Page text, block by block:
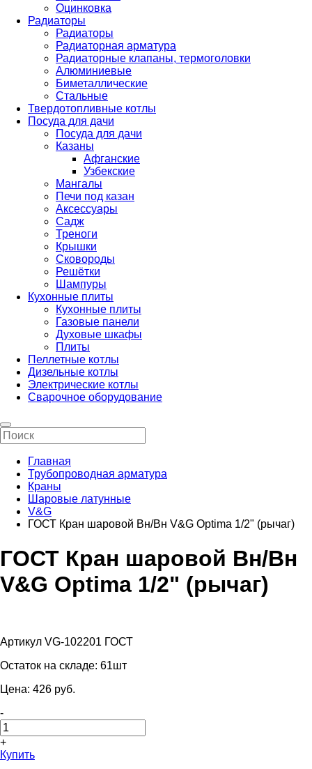
Оцинковка
Радиаторы
Радиаторы
Радиаторная арматура
Радиаторные клапаны, термоголовки
Алюминиевые
Биметаллические
Стальные
Твердотопливные котлы
Посуда для дачи
Посуда для дачи
Казаны
Афганские
Узбекские
Мангалы
Печи под казан
Аксессуары
Садж
Треноги
Крышки
Сковороды
Решётки
Шампуры
Кухонные плиты
Кухонные плиты
Газовые панели
Духовые шкафы
Плиты
Пеллетные котлы
Дизельные котлы
Электрические котлы
Сварочное оборудование
Главная
Трубопроводная арматура
Краны
Шаровые латунные
V&G
ГОСТ Кран шаровой Вн/Вн V&G Optima 1/2" (рычаг)
ГОСТ Кран шаровой Вн/Вн
V&G Optima 1/2" (рычаг)
Артикул VG-102201 ГОСТ
Остаток на складе: 61шт
Цена: 426 pуб.
-
+
Купить